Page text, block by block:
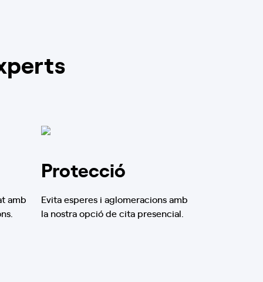
amb
Protecció
Evita esperes i aglomeracions amb
la nostra opció de cita presencial.